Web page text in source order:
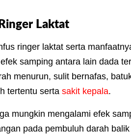
Laktat
ringer laktat serta
samping antara lain dada
menurun, sulit bernafas,
tertentu serta sakit kepala.
mungkin mengalami efek
pada pembuluh darah